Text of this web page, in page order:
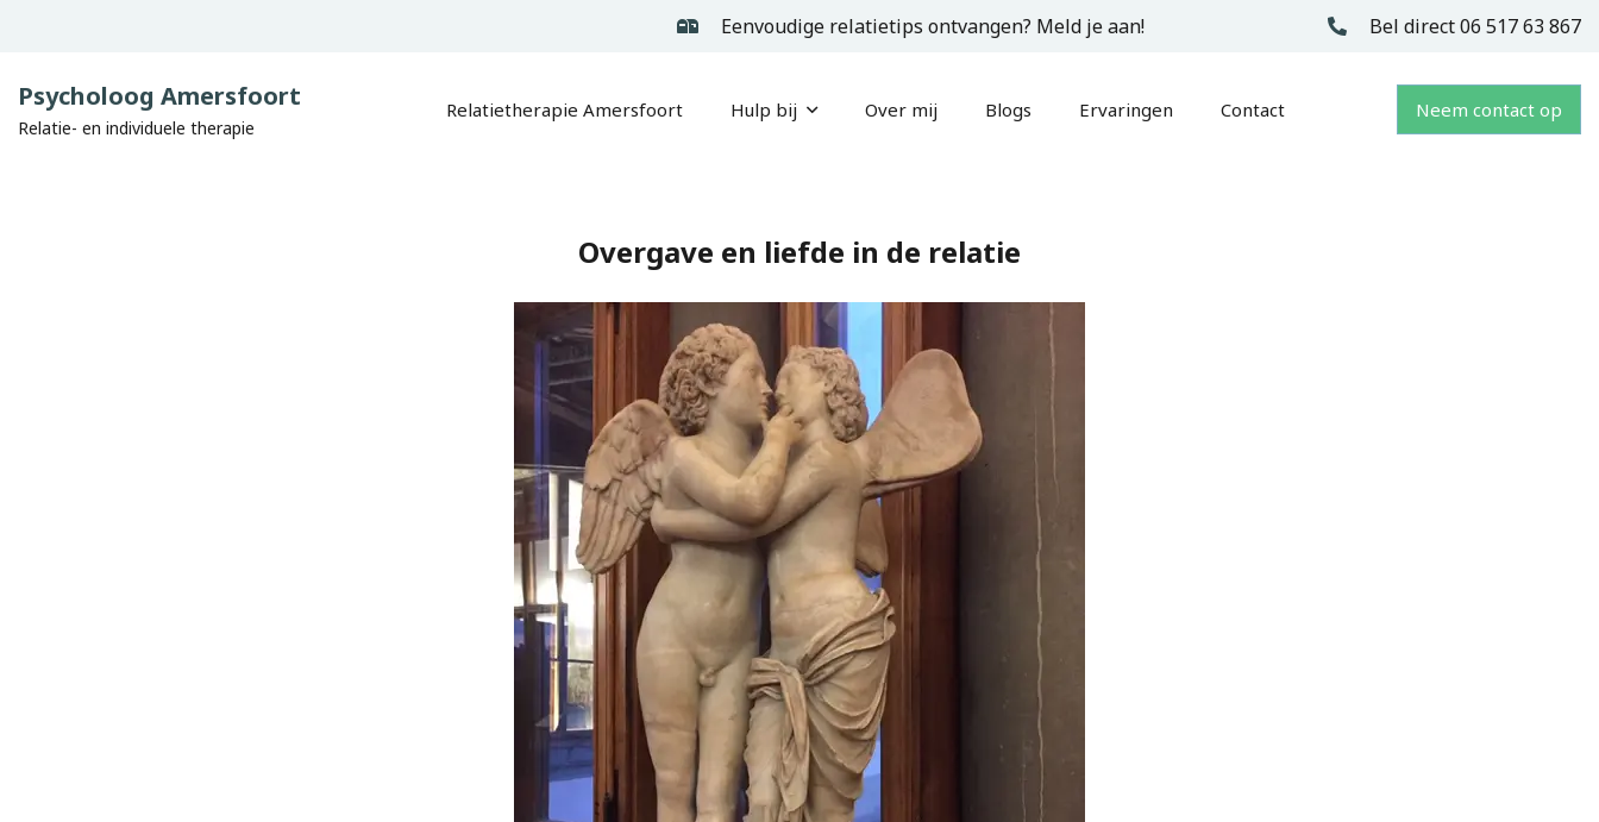
Eenvoudige relatietips ontvangen? Meld je aan! Bel direct 06 517 63 867
Psycholoog Amersfoort
Relatie- en individuele therapie
Relatietherapie Amersfoort Hulp bij Over mij Blogs Ervaringen Contact Neem contact op
Overgave en liefde in de relatie